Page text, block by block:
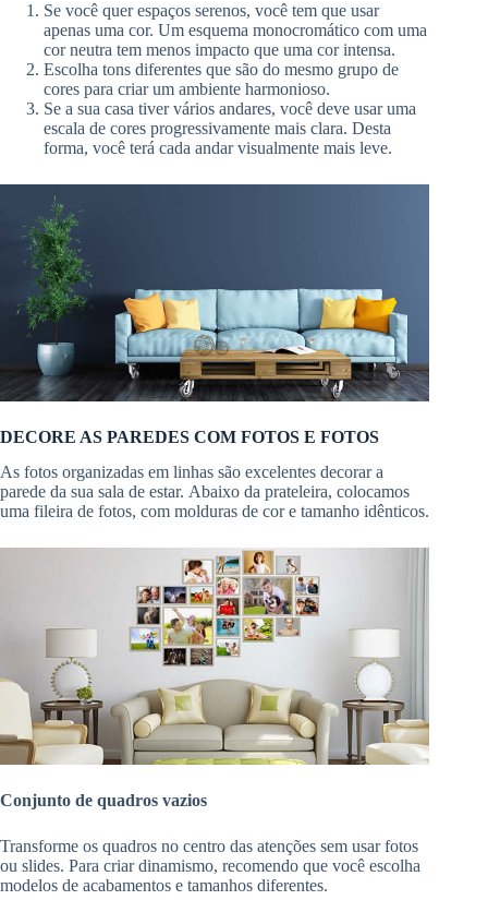
Se você quer espaços serenos, você tem que usar
apenas uma cor. Um esquema monocromático com uma
cor neutra tem menos impacto que uma cor intensa.
Escolha tons diferentes que são do mesmo grupo de
cores para criar um ambiente harmonioso.
Se a sua casa tiver vários andares, você deve usar uma
escala de cores progressivamente mais clara. Desta
forma, você terá cada andar visualmente mais leve.
DECORE AS PAREDES COM FOTOS E FOTOS
As fotos organizadas em linhas são excelentes decorar a
parede da sua sala de estar. Abaixo da prateleira, colocamos
uma fileira de fotos, com molduras de cor e tamanho idênticos.
Conjunto de quadros vazios
Transforme os quadros no centro das atenções sem usar fotos
ou slides. Para criar dinamismo, recomendo que você escolha
modelos de acabamentos e tamanhos diferentes.